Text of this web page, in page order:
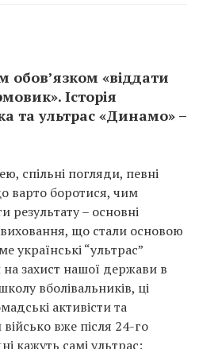
обов’язком «віддати
Історія
та ультрас «Динамо» –
спільні погляди, певні
варто боротися, чим
результату – основні
виховання, що стали основою
українські “ультрас”
захист нашої держави в
вболівальників, ці
активісти та
вже після 24-го
кажуть самі ультрас: